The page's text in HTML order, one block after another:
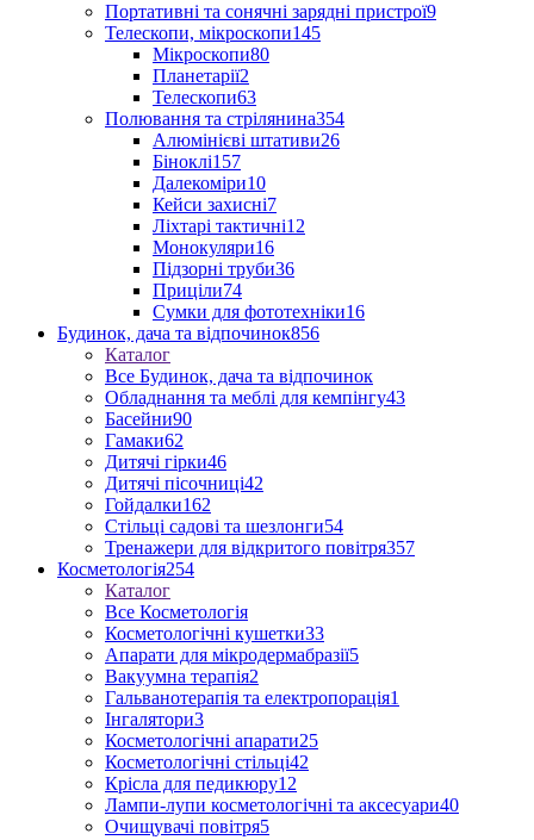
Портативні та сонячні зарядні пристрої9
Телескопи, мікроскопи145
Мікроскопи80
Планетарії2
Телескопи63
Полювання та стрілянина354
Алюмінієві штативи26
Біноклі157
Далекоміри10
Кейси захисні7
Ліхтарі тактичні12
Монокуляри16
Підзорні труби36
Приціли74
Сумки для фототехніки16
Будинок, дача та відпочинок856
Каталог
Все Будинок, дача та відпочинок
Обладнання та меблі для кемпінгу43
Басейни90
Гамаки62
Дитячі гірки46
Дитячі пісочниці42
Гойдалки162
Стільці садові та шезлонги54
Тренажери для відкритого повітря357
Косметологія254
Каталог
Все Косметологія
Косметологічні кушетки33
Апарати для мікродермабразії5
Вакуумна терапія2
Гальванотерапія та електропорація1
Інгалятори3
Косметологічні апарати25
Косметологічні стільці42
Крісла для педикюру12
Лампи-лупи косметологічні та аксесуари40
Очищувачі повітря5